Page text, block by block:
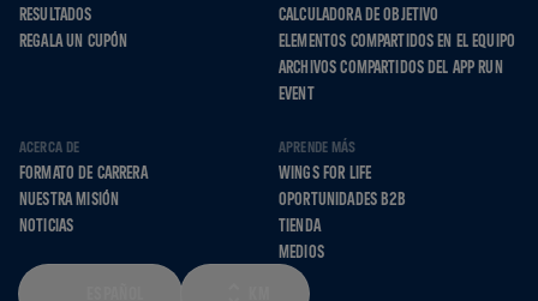
RESULTADOS
REGALA UN CUPÓN
CALCULADORA DE OBJETIVO
ELEMENTOS COMPARTIDOS EN EL EQUIPO
ARCHIVOS COMPARTIDOS DEL APP RUN
EVENT
ACERCA DE
FORMATO DE CARRERA
NUESTRA MISIÓN
NOTICIAS
APRENDE MÁS
WINGS FOR LIFE
OPORTUNIDADES B2B
TIENDA
MEDIOS